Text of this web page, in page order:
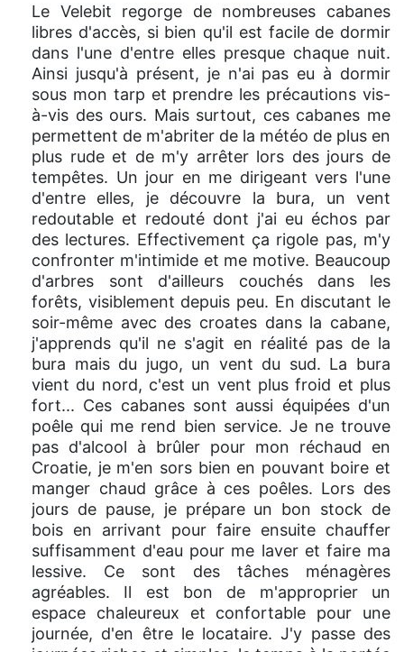
Le Velebit regorge de nombreuses cabanes
libres d'accès, si bien qu'il est facile de dormir
dans l'une d'entre elles presque chaque nuit.
Ainsi jusqu'à présent, je n'ai pas eu à dormir
sous mon tarp et prendre les précautions vis-
à-vis des ours. Mais surtout, ces cabanes me
permettent de m'abriter de la météo de plus en
plus rude et de m'y arrêter lors des jours de
tempêtes. Un jour en me dirigeant vers l'une
d'entre elles, je découvre la bura, un vent
redoutable et redouté dont j'ai eu échos par
des lectures. Effectivement ça rigole pas, m'y
confronter m'intimide et me motive. Beaucoup
d'arbres sont d'ailleurs couchés dans les
forêts, visiblement depuis peu. En discutant le
soir-même avec des croates dans la cabane,
j'apprends qu'il ne s'agit en réalité pas de la
bura mais du jugo, un vent du sud. La bura
vient du nord, c'est un vent plus froid et plus
fort... Ces cabanes sont aussi équipées d'un
poêle qui me rend bien service. Je ne trouve
pas d'alcool à brûler pour mon réchaud en
Croatie, je m'en sors bien en pouvant boire et
manger chaud grâce à ces poêles. Lors des
jours de pause, je prépare un bon stock de
bois en arrivant pour faire ensuite chauffer
suffisamment d'eau pour me laver et faire ma
lessive. Ce sont des tâches ménagères
agréables. Il est bon de m'approprier un
espace chaleureux et confortable pour une
journée, d'en être le locataire. J'y passe des